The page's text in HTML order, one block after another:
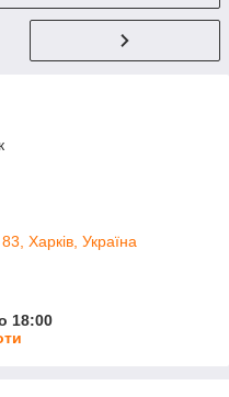
Харків, Україна
18:00